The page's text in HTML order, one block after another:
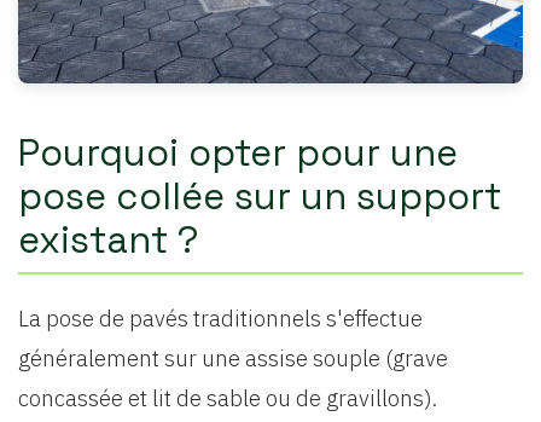
Pourquoi opter pour une
pose collée sur un support
existant ?
La pose de pavés traditionnels s'effectue
généralement sur une assise souple (grave
concassée et lit de sable ou de gravillons).